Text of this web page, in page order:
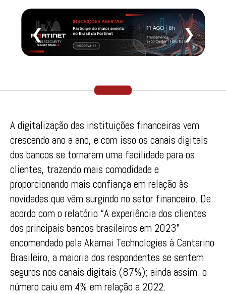
❮ ❯
A digitalização das instituições financeiras vem
crescendo ano a ano, e com isso os canais digitais
dos bancos se tornaram uma facilidade para os
clientes, trazendo mais comodidade e
proporcionando mais confiança em relação às
novidades que vêm surgindo no setor financeiro. De
acordo com o relatório “A experiência dos clientes
dos principais bancos brasileiros em 2023”
encomendado pela Akamai Technologies à Cantarino
Brasileiro, a maioria dos respondentes se sentem
seguros nos canais digitais (87%); ainda assim, o
número caiu em 4% em relação a 2022.